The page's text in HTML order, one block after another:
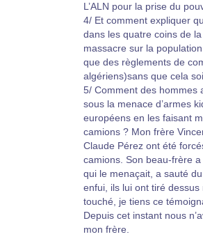
L’ALN pour la prise du
4/ Et comment expliquer
dans les quatre coins de
massacre sur la
que des règlements de
algériens)sans que cela
5/ Comment des hommes
sous la menace d’armes
européens en les faisant
camions ? Mon frère
Claude Pérez ont été
camions. Son beau-frère a
qui le menaçait, a sauté
enfui, ils lui ont tiré dessus
touché, je tiens ce
Depuis cet instant nous
mon frère.